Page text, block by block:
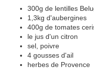
300g de lentilles
1,3kg d'aubergines
400g de tomates
le jus d'un citron
sel, poivre
4 gousses d'ail
herbes de Provence